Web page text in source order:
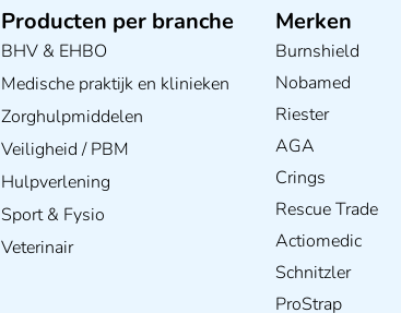
Producten per branche
BHV & EHBO
Medische praktijk en klinieken
Zorghulpmiddelen
Veiligheid / PBM
Hulpverlening
Sport & Fysio
Veterinair
Merken
Burnshield
Nobamed
Riester
AGA
Crings
Rescue Trade
Actiomedic
Schnitzler
ProStrap